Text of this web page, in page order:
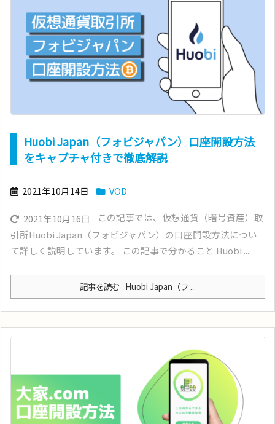
Huobi Japan（フォビジャパン）口座開設方法
をキャプチャ付きで徹底解説
2021年10月14日 VOD
2021年10月16日
この記事では、仮想通貨（暗号資産）取
引所Huobi Japan（フォビジャパン）の口座開設方法につい
て詳しく説明しています。 この記事で分かること Huobi ...
記事を読む Huobi Japan（フ ...